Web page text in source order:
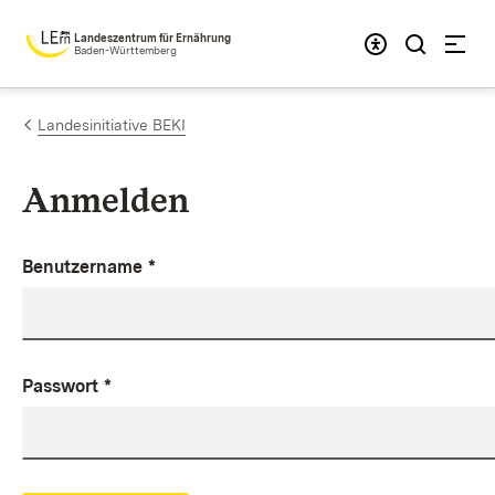
Zum Inhalt springen
Landeszentrum für Ernährung
Baden-Württemberg
Landesinitiative BEKI
Anmelden
Benutzername *
Passwort *